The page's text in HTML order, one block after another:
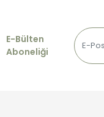
E-Bülten
Aboneliği